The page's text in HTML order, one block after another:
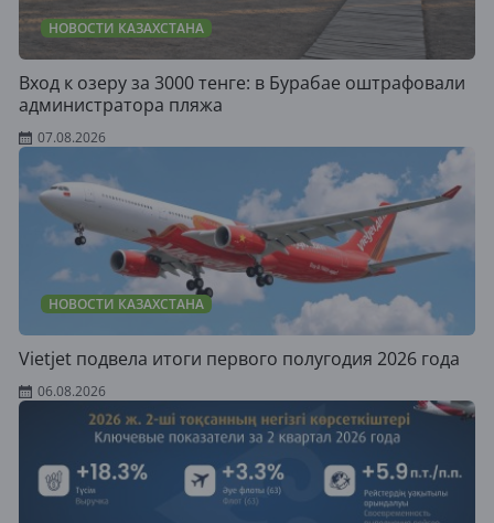
НОВОСТИ КАЗАХСТАНА
Вход к озеру за 3000 тенге: в Бурабае оштрафовали
администратора пляжа
07.08.2026
НОВОСТИ КАЗАХСТАНА
Vietjet подвела итоги первого полугодия 2026 года
06.08.2026